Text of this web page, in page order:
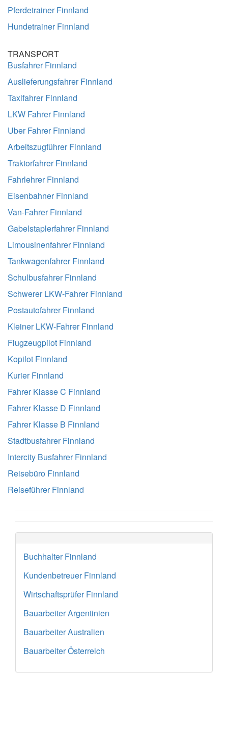
Pferdetrainer Finnland
Hundetrainer Finnland
TRANSPORT
Busfahrer Finnland
Auslieferungsfahrer Finnland
Taxifahrer Finnland
LKW Fahrer Finnland
Uber Fahrer Finnland
Arbeitszugführer Finnland
Traktorfahrer Finnland
Fahrlehrer Finnland
Eisenbahner Finnland
Van-Fahrer Finnland
Gabelstaplerfahrer Finnland
Limousinenfahrer Finnland
Tankwagenfahrer Finnland
Schulbusfahrer Finnland
Schwerer LKW-Fahrer Finnland
Postautofahrer Finnland
Kleiner LKW-Fahrer Finnland
Flugzeugpilot Finnland
Kopilot Finnland
Kurier Finnland
Fahrer Klasse C Finnland
Fahrer Klasse D Finnland
Fahrer Klasse B Finnland
Stadtbusfahrer Finnland
Intercity Busfahrer Finnland
Reisebüro Finnland
Reiseführer Finnland
Buchhalter Finnland
Kundenbetreuer Finnland
Wirtschaftsprüfer Finnland
Bauarbeiter Argentinien
Bauarbeiter Australien
Bauarbeiter Österreich